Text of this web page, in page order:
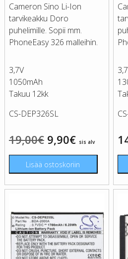
Cameron Sino Li-Ion
tarvikeakku Doro
puhelimille. Sopii mm.
PhoneEasy 326 malleihin.
3,7V
1050mAh
Takuu 12kk
CS-DEP326SL
19,00€ Alkuperäinen
hinta
oli:
19,00€.
9,90€Nykyinen
hinta
on:
9,90€.
sis alv
Lisää ostoskoriin